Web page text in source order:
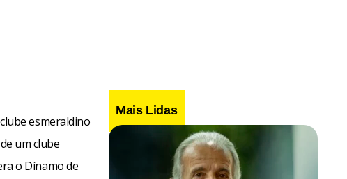
esmeraldino
um clube
o Dínamo de
Mais Lidas